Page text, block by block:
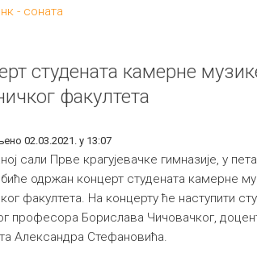
- соната
студената камерне
факултета
02.03.2021. у 13:07
сали Прве крагујевачке гимназије, у
одржан концерт студената камерне
факултета. На концерту ће наступити
професора Борислава Чичовачког,
Александра Стефановића.